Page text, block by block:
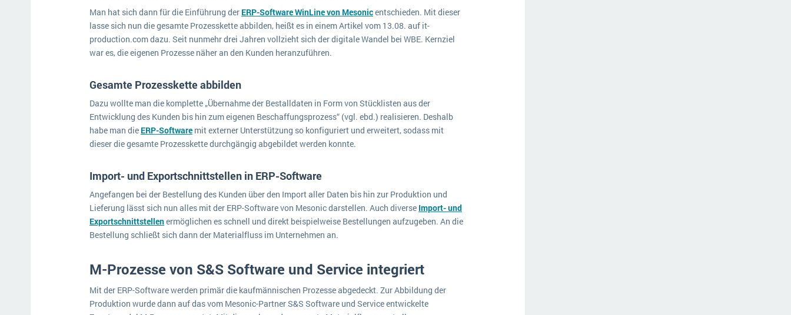
Man hat sich dann für die Einführung der ERP-Software WinLine von Mesonicentschieden. Mit dieser
lasse sich nun die gesamte Prozesskette abbilden, heißt es in einem Artikel vom 13.08. auf it-
production.com dazu. Seit nunmehr drei Jahren vollzieht sich der digitale Wandel bei WBE. Kernziel
war es, die eigenen Prozesse näher an den Kunden heranzuführen.
Gesamte Prozesskette abbilden
Dazu wollte man die komplette „Übernahme der Bestalldaten in Form von Stücklisten aus der
Entwicklung des Kunden bis hin zum eigenen Beschaffungsprozess“ (vgl. ebd.) realisieren. Deshalb
habe man die ERP-Software mit externer Unterstützung so konfiguriert und erweitert, sodass mit
dieser die gesamte Prozesskette durchgängig abgebildet werden konnte.
Import- und Exportschnittstellen in ERP-Software
Angefangen bei der Bestellung des Kunden über den Import aller Daten bis hin zur Produktion und
Lieferung lässt sich nun alles mit der ERP-Software von Mesonic darstellen. Auch diverse Import- und
Exportschnittstellenermöglichen es schnell und direkt beispielweise Bestellungen aufzugeben. An die
Bestellung schließt sich dann der Materialfluss im Unternehmen an.
M-Prozesse von S&S Software und Service integriert
Mit der ERP-Software werden primär die kaufmännischen Prozesse abgedeckt. Zur Abbildung der
Produktion wurde dann auf das vom Mesonic-Partner S&S Software und Service entwickelte